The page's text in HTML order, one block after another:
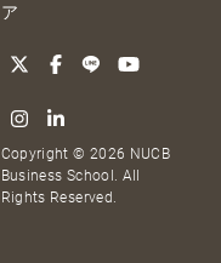
ア
Copyright © 2026 NUCB
Business School. All
Rights Reserved.